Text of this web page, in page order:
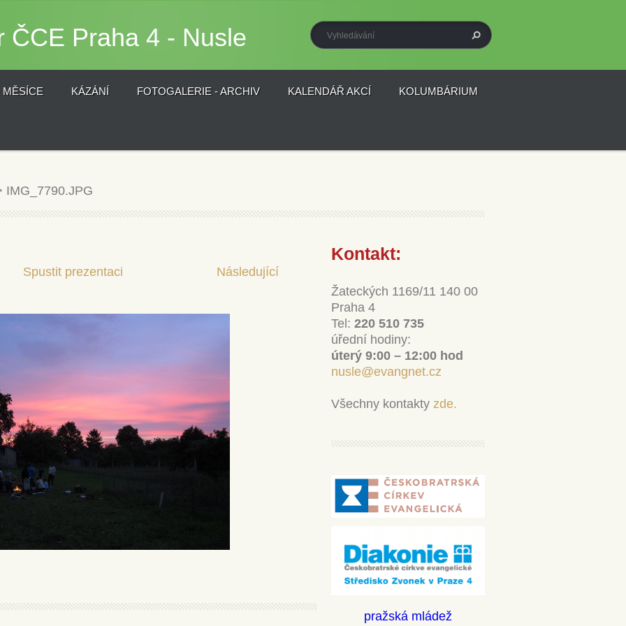
ČCE Praha 4 - Nusle
MĚSÍCE KÁZÁNÍ FOTOGALERIE - ARCHIV KALENDÁŘ AKCÍ KOLUMBÁRIUM
IMG_7790.JPG
Spustit prezentaci Následující
Kontakt:
Žateckých 1169/11 140 00
Praha 4
Tel: 220 510 735
úřední hodiny:
úterý 9:00 – 12:00 hod
nusle@evangnet.cz
Všechny kontakty zde.
pražská mládež